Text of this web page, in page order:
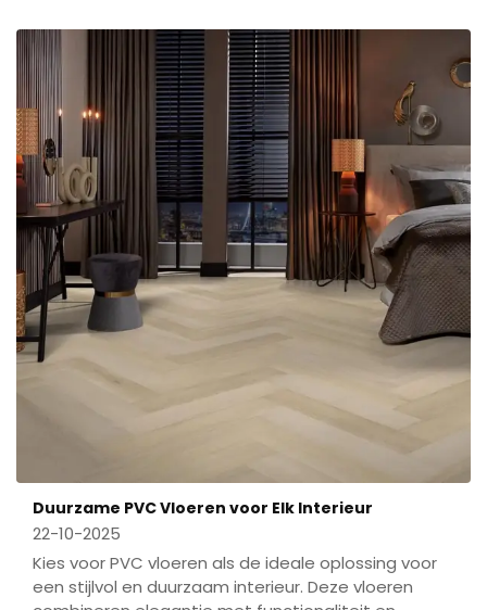
Duurzame PVC Vloeren voor Elk Interieur
22-10-2025
Kies voor PVC vloeren als de ideale oplossing voor
een stijlvol en duurzaam interieur. Deze vloeren